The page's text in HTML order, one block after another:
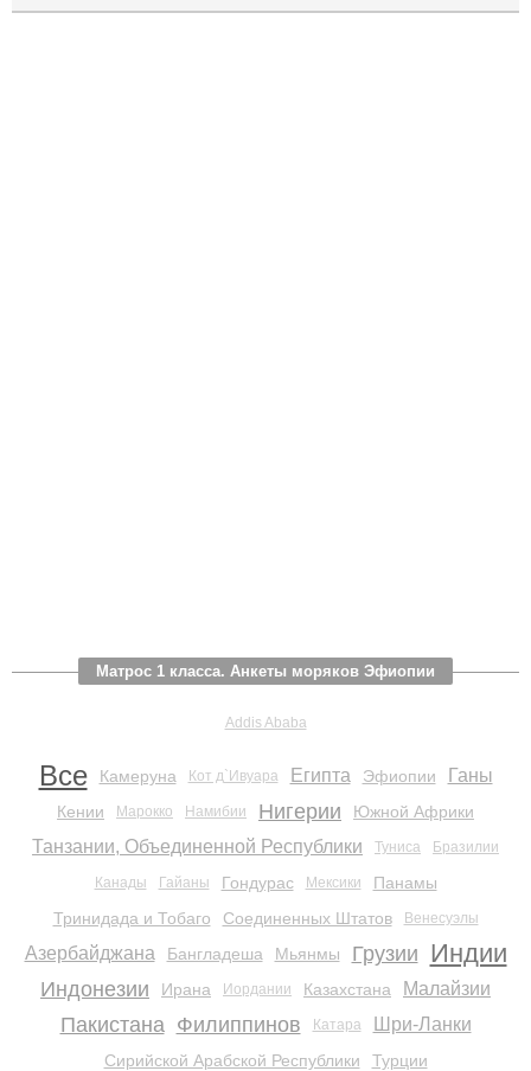
Матрос 1 класса. Анкеты моряков Эфиопии
Addis Ababa
Все Камеруна Кот д`Ивуара Египта Эфиопии Ганы
Кении Марокко Намибии Нигерии Южной Африки
Танзании, Объединенной Республики Туниса Бразилии
Канады Гайаны Гондурас Мексики
Панамы
Тринидада и Тобаго
Соединенных Штатов Венесуэлы
Азербайджана Бангладеша Мьянмы Грузии Индии
Индонезии Ирана Иордании Казахстана Малайзии
Пакистана Филиппинов Катара Шри-Ланки
Сирийской Арабской Республики
Турции